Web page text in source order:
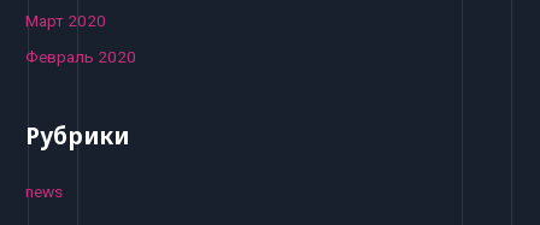
Март 2020
Февраль 2020
Рубрики
news